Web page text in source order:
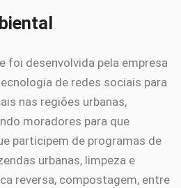
foi desenvolvida pela empresa
de redes sociais para
nas regiões urbanas,
moradores para que
participem de programas de
urbanas, limpeza e
reversa, compostagem, entre